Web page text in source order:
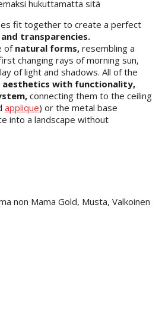
hukuttamatta sitä
fit together to create a perfect
transparencies.
ofnatural forms, resembling a
changing rays of morning sun,
of light and shadows. All of the
aesthetics with functionality,
connecting them to the ceiling
applique) or the metal base
into a landscape without
non Mama Gold, Musta, Valkoinen